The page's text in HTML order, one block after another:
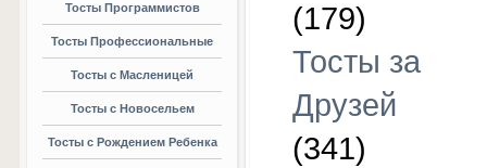
Тосты Программистов
Тосты Профессиональные
Тосты с Масленицей
Тосты с Новосельем
Тосты с Рождением Ребенка
(179)
Тосты за
Друзей
(341)